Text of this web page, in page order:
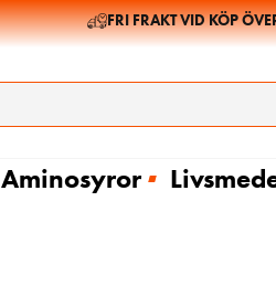
FRI FRAKT VID KÖP ÖVER
Aminosyror